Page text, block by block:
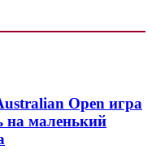
Open игра
на маленький